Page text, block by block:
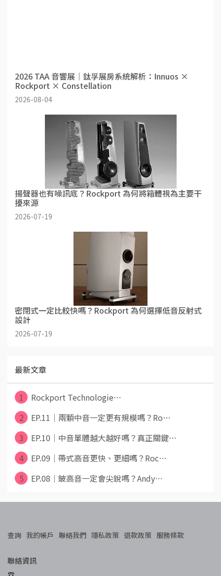
2026 TAA 音響展｜鈦孚展房系統解析：Innuos ×
Rockport × Constellation
2026-08-04
揚聲器也有噪訊底？Rockport 為何將箱體視為主要干
擾來源
2026-07-19
密閉式一定比較快嗎？Rockport 為何選擇低音反射式
設計
2026-07-19
最新文章
1
Rockport Technologie⋯
2
EP.11｜兩顆中音一定更有規模嗎？Ro⋯
3
EP.10｜中音單體越大越好嗎？真正關鍵⋯
4
EP.09｜帶式高音更快、更細嗎？Roc⋯
5
EP.08｜鈹高音一定會尖銳嗎？Andy⋯
查詢 我的帳戶 聯絡我們 隱私政策 退款政策 服務條款
聯絡資訊
☎︎